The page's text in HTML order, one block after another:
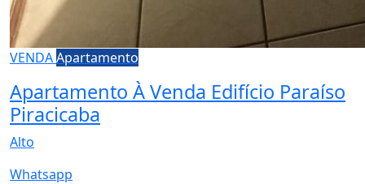
VENDAApartamento
Apartamento À Venda Edifício Paraíso
Piracicaba
Alto
Whatsapp